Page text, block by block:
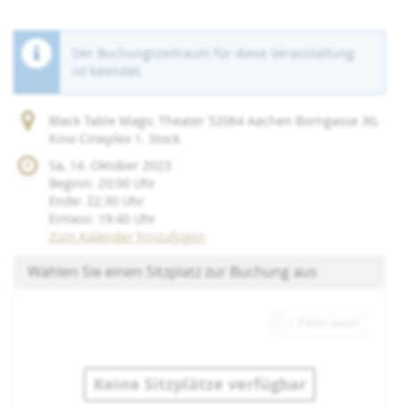
Der Buchungszeitraum für diese Veranstaltung
ist beendet.
Black Table Magic Theater 52064 Aachen Borngasse 30,
Kino Cineplex 1. Stock
Sa, 14. Oktober 2023
Beginn:
20:00
Uhr
Ende:
22:30
Uhr
Einlass:
19:40
Uhr
Zum Kalender hinzufügen
Wählen Sie einen Sitzplatz zur Buchung aus
Keine Sitzplätze verfügbar